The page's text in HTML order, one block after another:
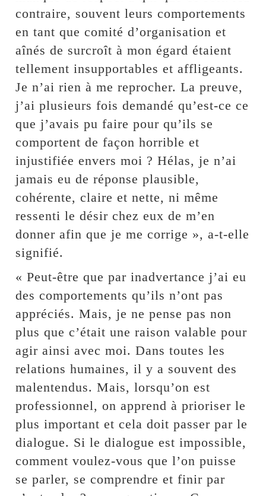
contraire, souvent leurs comportements
en tant que comité d’organisation et
aînés de surcroît à mon égard étaient
tellement insupportables et affligeants.
Je n’ai rien à me reprocher. La preuve,
j’ai plusieurs fois demandé qu’est-ce ce
que j’avais pu faire pour qu’ils se
comportent de façon horrible et
injustifiée envers moi ? Hélas, je n’ai
jamais eu de réponse plausible,
cohérente, claire et nette, ni même
ressenti le désir chez eux de m’en
donner afin que je me corrige », a-t-elle
signifié.
« Peut-être que par inadvertance j’ai eu
des comportements qu’ils n’ont pas
appréciés. Mais, je ne pense pas non
plus que c’était une raison valable pour
agir ainsi avec moi. Dans toutes les
relations humaines, il y a souvent des
malentendus. Mais, lorsqu’on est
professionnel, on apprend à prioriser le
plus important et cela doit passer par le
dialogue. Si le dialogue est impossible,
comment voulez-vous que l’on puisse
se parler, se comprendre et finir par